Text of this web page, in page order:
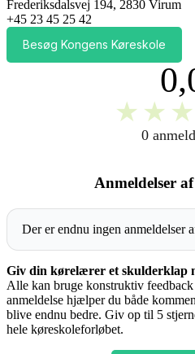
Frederiksdalsvej 194, 2830 Virum
+45 23 45 25 42
Besøg Kongens Køreskole
★ ★ ★
0
Anmeldelser
Der er endnu ingen anmeldelser
Giv din kørelærer et skulderklap
Alle kan bruge konstruktiv
anmeldelse hjælper du både
blive endnu bedre. Giv op til 5
hele køreskoleforløbet.